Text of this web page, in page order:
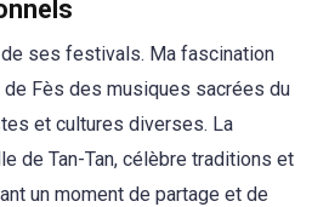
ses festivals. Ma fascination
Fès des musiques sacrées du
et cultures diverses. La
de Tan-Tan, célèbre traditions et
un moment de partage et de